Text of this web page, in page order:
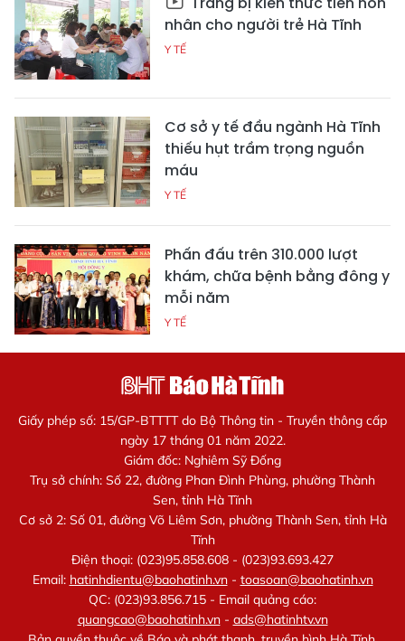
nhân cho người trẻ Hà Tĩnh
Y TẾ
Cơ sở y tế đầu ngành Hà Tĩnh
thiếu hụt trầm trọng nguồn
máu
Y TẾ
Phấn đấu trên 310.000 lượt
khám, chữa bệnh bằng đông y
mỗi năm
Y TẾ
Giấy phép số: 15/GP-BTTTT do Bộ Thông tin - Truyền thông cấp
ngày 17 tháng 01 năm 2022.
Giám đốc: Nghiêm Sỹ Đống
Trụ sở chính: Số 22, đường Phan Đình Phùng, phường Thành
Sen, tỉnh Hà Tĩnh
Cơ sở 2: Số 01, đường Võ Liêm Sơn, phường Thành Sen, tỉnh Hà
Tĩnh
Điện thoại: (023)95.858.608 - (023)93.693.427
Email: hatinhdientu@baohatinh.vn- toasoan@baohatinh.vn
QC: (023)93.856.715 - Email quảng cáo:
quangcao@baohatinh.vn- ads@hatinhtv.vn